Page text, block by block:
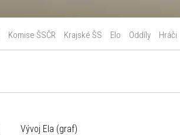
Komise ŠSČR Krajské ŠS Elo Oddíly Hráči
Vývoj Ela (graf)